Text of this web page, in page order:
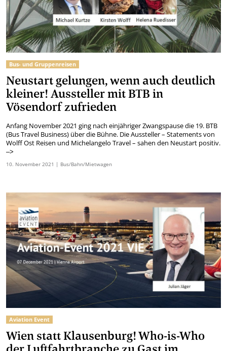
Bus- und Gruppenreisen
Neustart gelungen, wenn auch deutlich
kleiner! Aussteller mit BTB in
Vösendorf zufrieden
Anfang November 2021 ging nach einjähriger Zwangspause die 19. BTB
(Bus Travel Business) über die Bühne. Die Aussteller – Statements von
Wolff Ost Reisen und Michelangelo Travel – sahen den Neustart positiv.
–>
10. November2021 | Bus/Bahn/Mietwagen
Aviation Event
Wien statt Klausenburg! Who-is-Who